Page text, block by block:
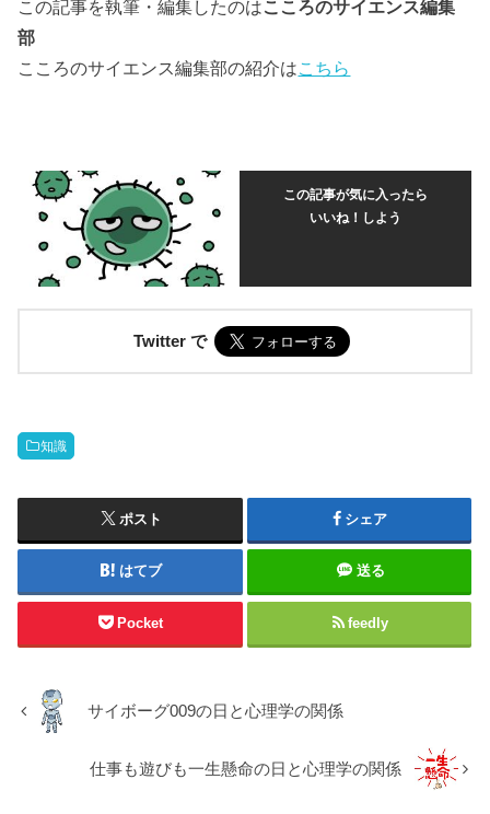
この記事を執筆・編集したのはこころのサイエンス編集
部
こころのサイエンス編集部の紹介はこちら
この記事が気に入ったら
いいね！しよう
Twitter で
知識
ポスト シェア
はてブ 送る
Pocket feedly
サイボーグ009の日と心理学の関係
仕事も遊びも一生懸命の日と心理学の関係